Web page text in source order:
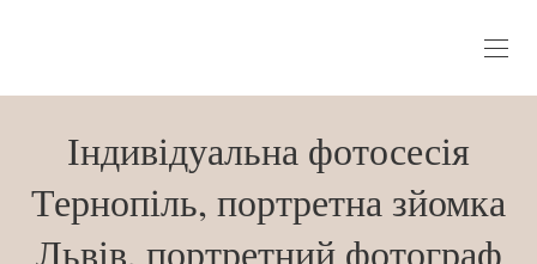
Індивідуальна фотосесія
Тернопіль, портретна зйомка
Львів, портретний фотограф